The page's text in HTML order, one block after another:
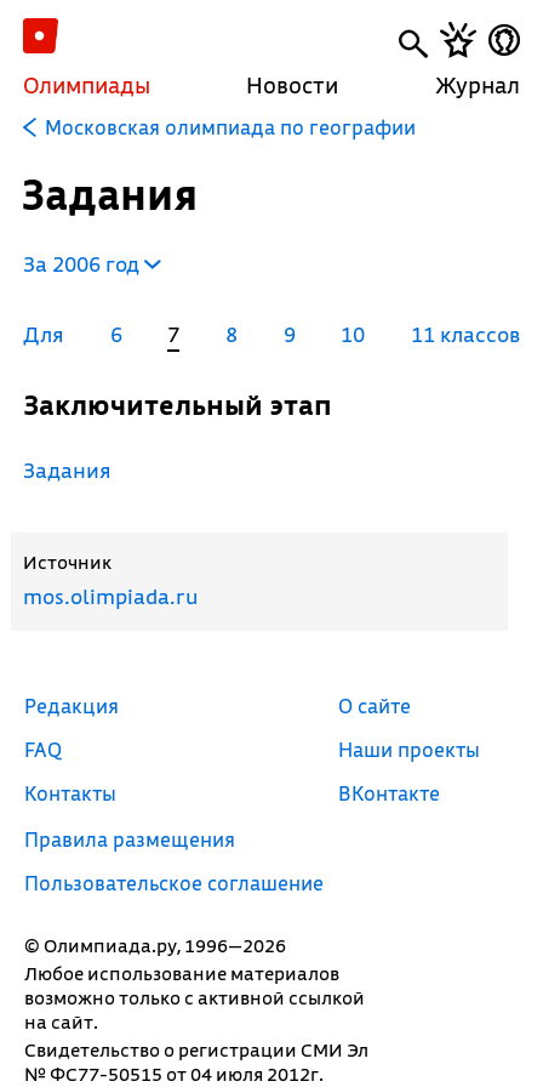
Олимпиады Новости Журнал
Московская олимпиада по географии
Задания
За 2006 год
Для 6 7 8 9 10 11 классов
Заключительный этап
Задания
Источник
mos.olimpiada.ru
© Олимпиада.ру, 1996—2026
Любое использование материалов
возможно только с активной ссылкой
на сайт.
Свидетельство о регистрации СМИ Эл
№ ФС77-50515 от 04 июля 2012г.
Редакция
FAQ
Контакты
Правила размещения
Пользовательское соглашение
О сайте
Наши проекты
ВКонтакте